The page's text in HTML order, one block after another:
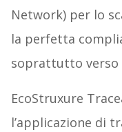
Network) per lo
la perfetta
soprattutto verso
EcoStruxure
l’applicazione di